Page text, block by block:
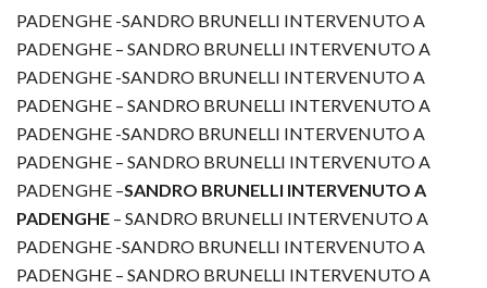
PADENGHE -SANDRO BRUNELLI INTERVENUTO A
PADENGHE – SANDRO BRUNELLI INTERVENUTO A
PADENGHE -SANDRO BRUNELLI INTERVENUTO A
PADENGHE – SANDRO BRUNELLI INTERVENUTO A
PADENGHE -SANDRO BRUNELLI INTERVENUTO A
PADENGHE – SANDRO BRUNELLI INTERVENUTO A
PADENGHE –SANDRO BRUNELLI INTERVENUTO A
PADENGHE – SANDRO BRUNELLI INTERVENUTO A
PADENGHE -SANDRO BRUNELLI INTERVENUTO A
PADENGHE – SANDRO BRUNELLI INTERVENUTO A